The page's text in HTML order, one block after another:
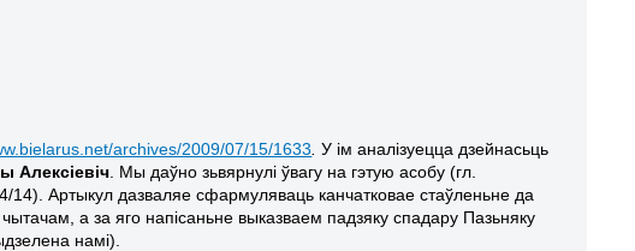
archives/2009/07/15/1633 У ім аналізуецца дзейнасьць
Алексіевіч . Мы даўно зьвярнулі ўвагу на гэтую асобу (гл.
Артыкул дазваляе сфармуляваць канчатковае стаўленьне да
а за яго напісаньне выказваем падзяку спадару Пазьняку
намі).